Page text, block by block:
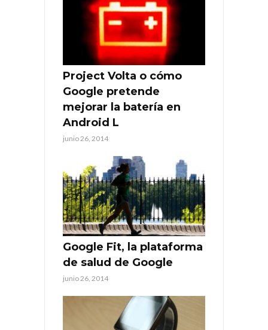
Project Volta o cómo
Google pretende
mejorar la batería en
Android L
junio 26, 2014
Google Fit, la plataforma
de salud de Google
junio 26, 2014